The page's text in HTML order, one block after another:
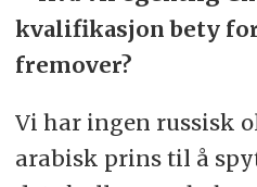
kvalifikasjon bety
fremover?
Vi har ingen russisk
arabisk prins til å